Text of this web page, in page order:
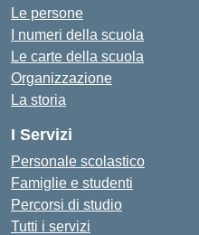
Le persone
I numeri della scuola
Le carte della scuola
Organizzazione
La storia
I Servizi
Personale scolastico
Famiglie e studenti
Percorsi di studio
Tutti i servizi